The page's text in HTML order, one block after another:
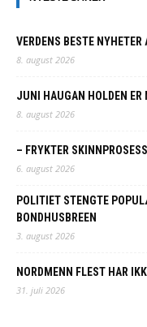
VERDENS BESTE
8. august 2026
JUNI HAUGAN HOLDEN ER
8. august 2026
– FRYKTER SKINNPROSESS
6. august 2026
POLITIET STENGTE
BONDHUSBREEN
3. august 2026
NORDMENN FLEST HAR
31. juli 2026